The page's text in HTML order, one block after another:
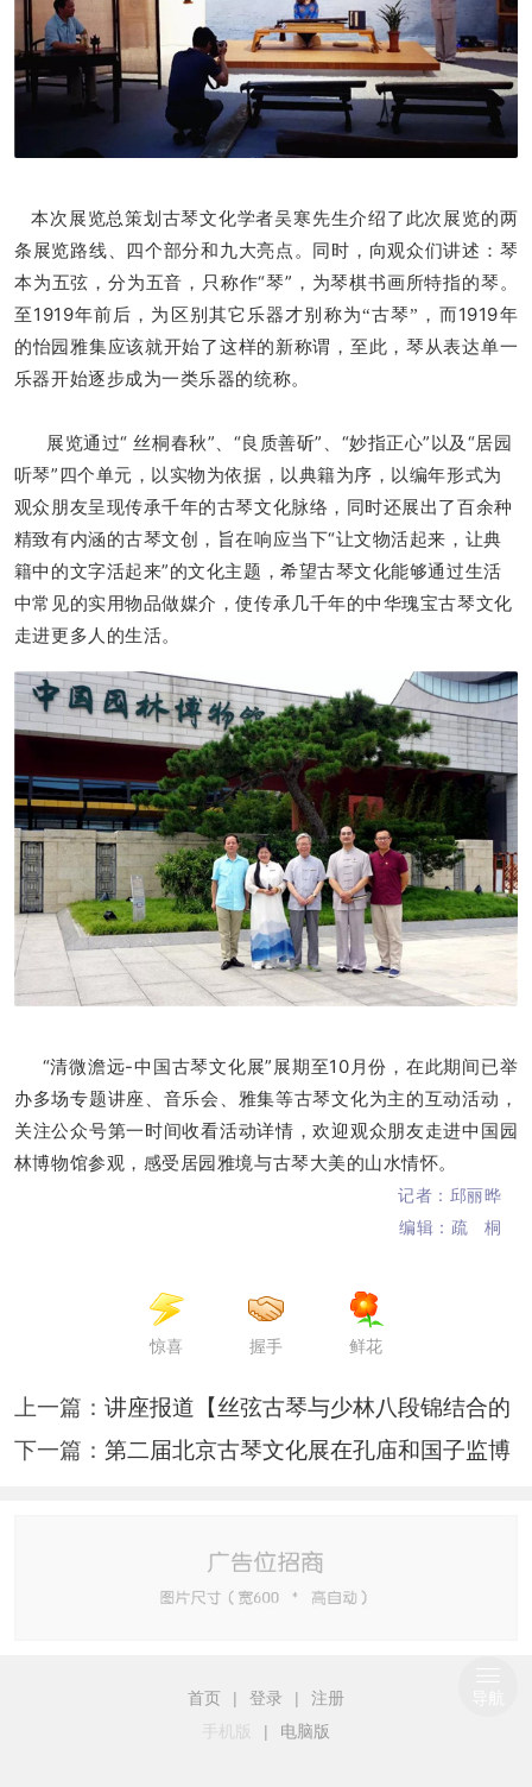
本次展览总策划古琴文化学者吴寒先生介绍了此次展览的两
条展览路线、四个部分和九大亮点。同时，向观众们讲述：琴
本为五弦，分为五音，只称作“琴”，为琴棋书画所特指的琴。
至1919年前后，为区别其它乐器才别称为“古琴”，而1919年
的怡园雅集应该就开始了这样的新称谓，至此，琴从表达单一
乐器开始逐步成为一类乐器的统称。
展览通过“ 丝桐春秋”、“良质善斫”、“妙指正心”以及“居园
听琴”四个单元，以实物为依据，以典籍为序，以编年形式为
观众朋友呈现传承千年的古琴文化脉络，同时还展出了百余种
精致有内涵的古琴文创，旨在响应当下“让文物活起来，让典
籍中的文字活起来”的文化主题，希望古琴文化能够通过生活
中常见的实用物品做媒介，使传承几千年的中华瑰宝古琴文化
走进更多人的生活。
“清微澹远-中国古琴文化展”展期至10月份，在此期间已举
办多场专题讲座、音乐会、雅集等古琴文化为主的互动活动，
关注公众号第一时间收看活动详情，欢迎观众朋友走进中国园
林博物馆参观，感受居园雅境与古琴大美的山水情怀。
记者：邱丽晔
编辑：疏 桐
惊喜 握手 鲜花
上一篇： 讲座报道【丝弦古琴与少林八段锦结合的
下一篇： 第二届北京古琴文化展在孔庙和国子监博
首页 | 登录 |
注册
手机版
| 电脑版